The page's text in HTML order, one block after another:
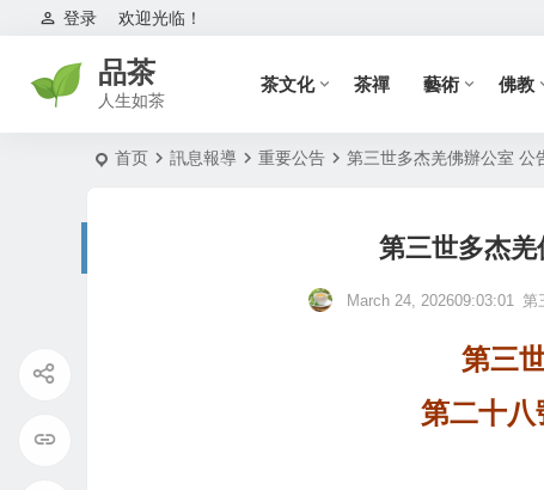
欢迎光临！
登录
品茶
人生如茶
茶文化 茶禪 藝術 佛教
首页 訊息報導 重要公告 第三世多杰羌佛辦公室 公
第三世多杰
March 24, 202609:03:01 第
第三
第二十八